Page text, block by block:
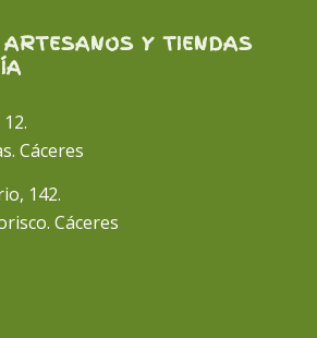
Y TIENDAS
Cáceres
142.
Cáceres